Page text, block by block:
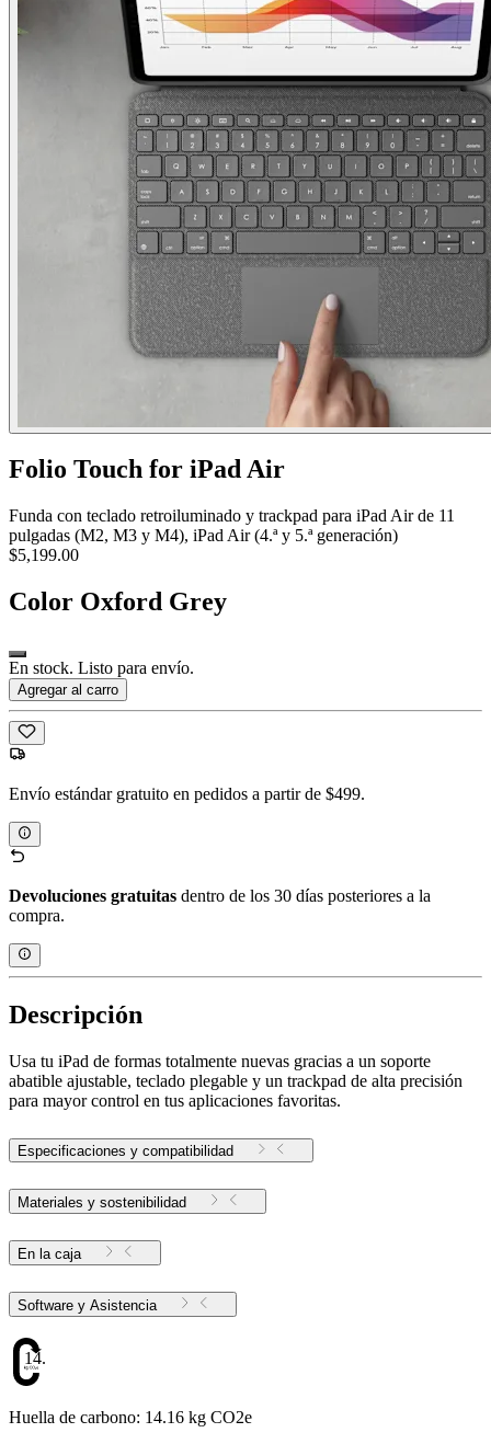
Folio Touch for iPad Air
Funda con teclado retroiluminado y trackpad para iPad Air de 11
pulgadas (M2, M3 y M4), iPad Air (4.ª y 5.ª generación)
$5,199.00
Color Oxford Grey
En stock. Listo para envío.
Agregar al carro
Envío estándar gratuito en pedidos a partir de $499.
Devoluciones gratuitas dentro de los 30 días posteriores a la
compra.
Descripción
Usa tu iPad de formas totalmente nuevas gracias a un soporte
abatible ajustable, teclado plegable y un trackpad de alta precisión
para mayor control en tus aplicaciones favoritas.
Especificaciones y compatibilidad
Materiales y sostenibilidad
En la caja
Software y Asistencia
14.16
Huella de carbono: 14.16 kg CO2e